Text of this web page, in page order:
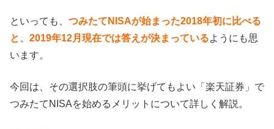
といっても、 つみたてNISAが始まった2018年初に比べる
と、2019年12月現在では答えが決まっているようにも思
います。
今回は、その選択肢の筆頭に挙げてもよい「楽天証券」で
つみたてNISAを始めるメリットについて詳しく解説。